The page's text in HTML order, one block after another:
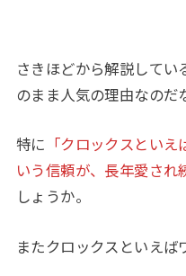
さきほどから解説して
のまま人気の理由なのだ
特に 「クロックスとい
いう信頼が、長年愛され
しょうか。
またクロックスといえば